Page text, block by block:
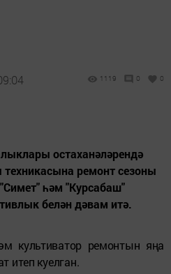
1119 0 0
остаханәләрендә
ремонт сезоны
һәм "Курсабаш"
белән дәвам итә.
культиватор ремонтын яңа
итеп куелган.